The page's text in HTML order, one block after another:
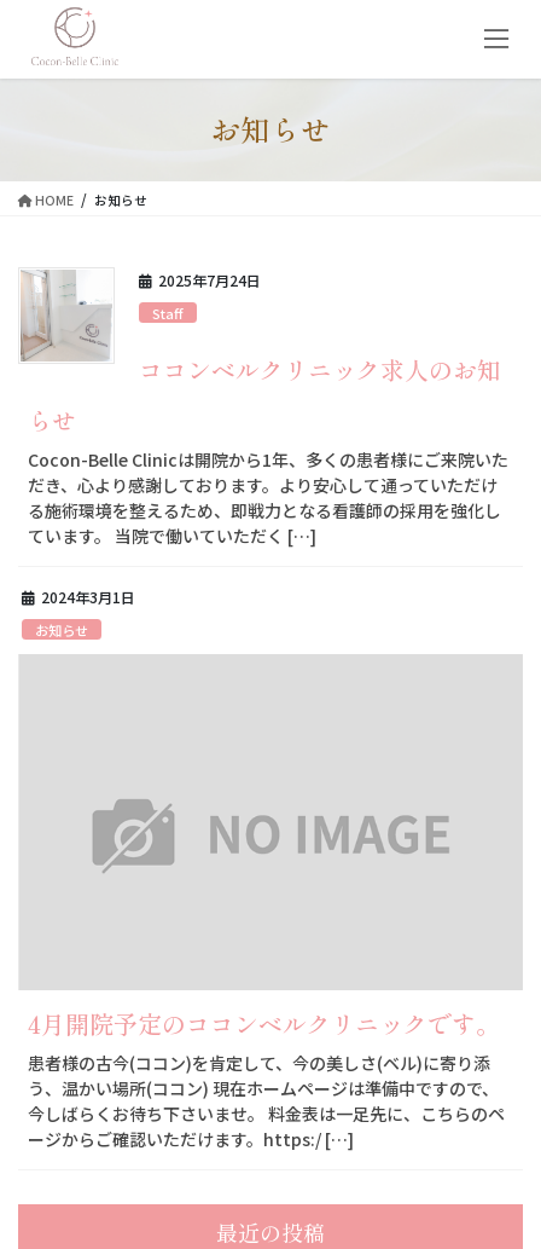
動
に
お知らせ
HOME お知らせ
2025年7月24日
Staff
ココンベルクリニック求人のお知
らせ
Cocon-Belle Clinicは開院から1年、多くの患者様にご来院いた
だき、心より感謝しております。より安心して通っていただけ
る施術環境を整えるため、即戦力となる看護師の採用を強化し
ています。 当院で働いていただく […]
2024年3月1日
お知らせ
4月開院予定のココンベルクリニックです。
患者様の古今(ココン)を肯定して、今の美しさ(ベル)に寄り添
う、温かい場所(ココン) 現在ホームページは準備中ですので、
今しばらくお待ち下さいませ。 料金表は一足先に、こちらのペ
ージからご確認いただけます。https:/ […]
最近の投稿